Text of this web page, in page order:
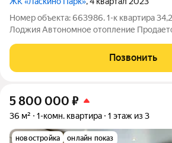
Номер объекта: 663986. 1-к квартира 34,2 м с
Лоджия Автономное отопление Продается светлая и уютная 1-
комплексе «Ласкино Парк». Квартира
Позвонить
5 800 000 ₽
36 м² 1-комн. квартира 1 этаж из 3
новостройка онлайн показ